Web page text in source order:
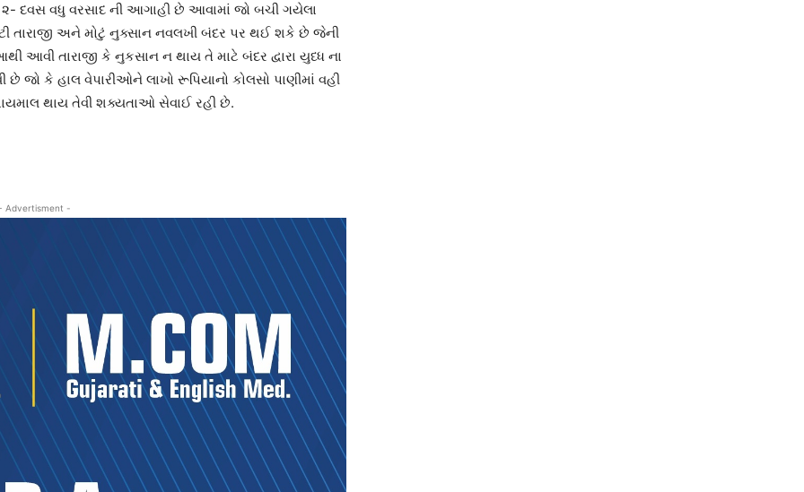
દવસ વધુ વરસાદ ની આગાહી છે આવામાં જો બચી ગયેલા
તારાજી અને મોટું નુક્સાન નવલખી બંદર પર થઈ શકે છે જેની
આવી તારાજી કે નુકસાન ન થાય તે માટે બંદર દ્વારા યુધ્ધ ના
છે જો કે હાલ વેપારીઓને લાખો રૂપિયાનો કોલસો પાણીમાં વહી
થાય તેવી શક્યતાઓ સેવાઈ રહી છે.
Advertisment -